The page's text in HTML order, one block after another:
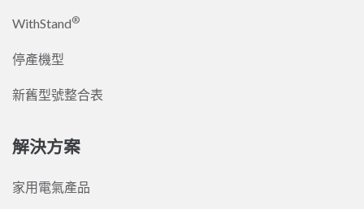
WithStand®
停產機型
新舊型號整合表
解決方案
家用電氣產品